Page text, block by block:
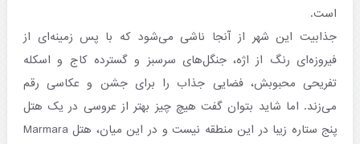
است.
جذابیت این شهر از آنجا ناشی می‌شود که با پس زمینه‌ای از
فیروزه‌ای رنگ از اژه، جنگل‌های سرسبز و گسترده کاج و اسکله
تفریحی محبوبش، فضایی جذاب را برای جشن و عکاسی رقم
می‌زند. اما شاید بتوان گفت هیچ چیز بهتر از عروسی در یک هتل
پنج ستاره زیبا در این منطقه نیست و در این میان، هتل Marmara